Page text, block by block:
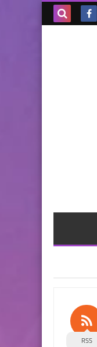
RSS